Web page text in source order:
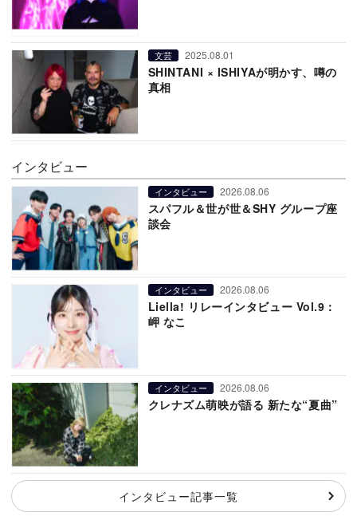
文芸 2025.08.01
SHINTANI × ISHIYAが明かす、噂の
真相
インタビュー
インタビュー 2026.08.06
スパフル＆世が世＆SHY グループ座
談会
インタビュー 2026.08.06
Liella! リレーインタビュー Vol.9：
岬 なこ
インタビュー 2026.08.06
クレナズム萌映が語る 新たな“夏曲”
インタビュー記事一覧